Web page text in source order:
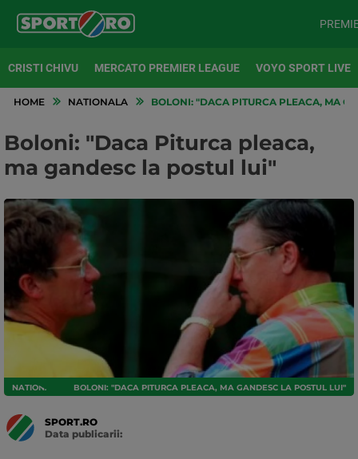
CRISTI CHIVU MERCATO PREMIER LEAGUE VOYO SPORT LIVE
HOME NATIONALA BOLONI: "DACA PITURCA PLEACA, MA
Boloni: "Daca Piturca pleaca,
ma gandesc la postul lui"
NATIONALA BOLONI: "DACA PITURCA PLEACA, MA GANDESC LA POSTUL LUI"
SPORT.RO
Data publicarii: